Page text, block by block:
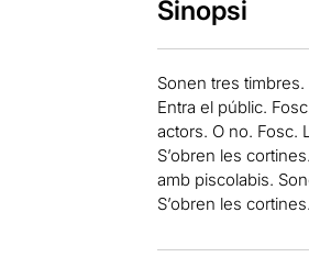
Sinopsi
Sonen tres timbres.
Entra el públic.
actors. O no. Fosc.
S’obren les
amb piscolabis.
S’obren les